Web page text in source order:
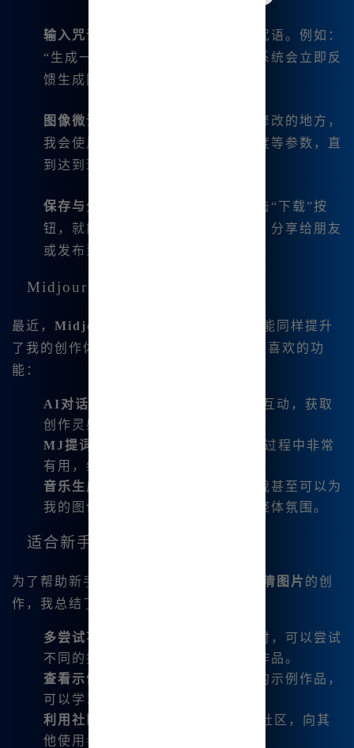
输入咒语
：我根据自己的想法输入咒语。例如：
“生成一幅日落的风景画”，输入后系统会立即反
馈生成图像的结果。
图像微调
：如果生成的图像有需要修改的地方，
我会使用微调功能，调整颜色、亮度等参数，直
到达到理想效果。
保存与分享
：完成绘图后，简单点击“下载”按
钮，就能将高清的作品保存在本地，分享给朋友
或发布到社交媒体上。
Midjourney的最新功能
最近， Midjourney中文版
新增的一些功能同样提升
了我的创作体验，这里列出了几个我特别喜欢的功
能：
AI对话
：可以与内置的AI模型进行互动，获取
创作灵感。
MJ提词器
：这个工具在写作和构思过程中非常
有用，给我提供了很多建议和灵感。
音乐生成
：有了音乐生成的功能，我甚至可以为
我的图像创作配上背景音乐，增加整体氛围。
适合新手的使用技巧
为了帮助新手更好地掌握 Midjourney高清图片 的创
作，我总结了以下几点实用技巧：
多尝试不同的咒语
：在输入关键词时，可以尝试
不同的描述词语，生成出多样化的作品。
查看示例作品
：平台上有很多优秀的示例作品，
可以学习别人的创作思路和风格。
利用社区
：参与Midjourney的用户社区，向其
他使用者请教，分享经验。